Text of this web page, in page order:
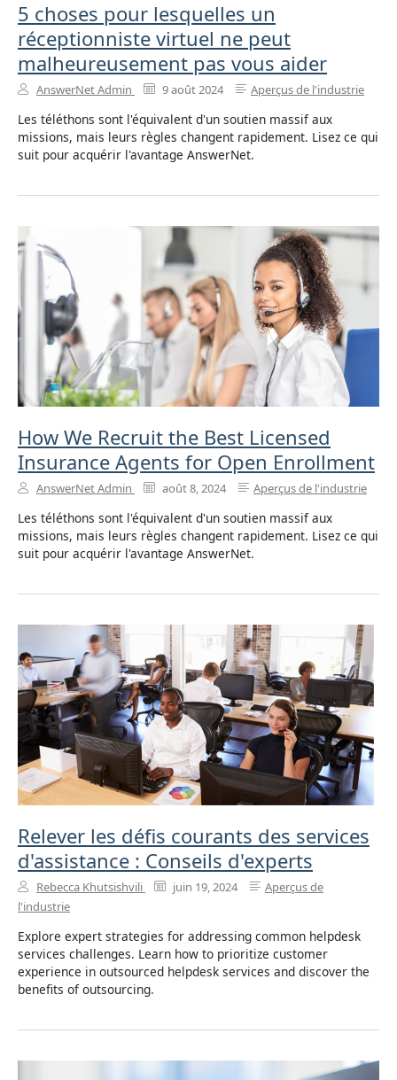
5 choses pour lesquelles un
réceptionniste virtuel ne peut
malheureusement pas vous aider
AnswerNet Admin 9 août 2024 Aperçus de l'industrie
Les téléthons sont l'équivalent d'un soutien massif aux
missions, mais leurs règles changent rapidement. Lisez ce qui
suit pour acquérir l'avantage AnswerNet.
How We Recruit the Best Licensed
Insurance Agents for Open Enrollment
AnswerNet Admin août 8, 2024 Aperçus de l'industrie
Les téléthons sont l'équivalent d'un soutien massif aux
missions, mais leurs règles changent rapidement. Lisez ce qui
suit pour acquérir l'avantage AnswerNet.
Relever les défis courants des services
d'assistance : Conseils d'experts
Rebecca Khutsishvili juin 19, 2024
Aperçus de
l'industrie
Explore expert strategies for addressing common helpdesk
services challenges. Learn how to prioritize customer
experience in outsourced helpdesk services and discover the
benefits of outsourcing.